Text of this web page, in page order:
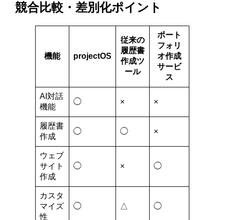
競合比較・差別化ポイント
機能 projectOS
従来の
履歴書
作成ツ
ール
ポート
フォリ
オ作成
サービ
ス
AI対話
機能
◯ × ×
履歴書
作成
◯ ◯ ×
ウェブ
サイト
作成
◯ × ◯
カスタ
マイズ
性
◯ △ ◯